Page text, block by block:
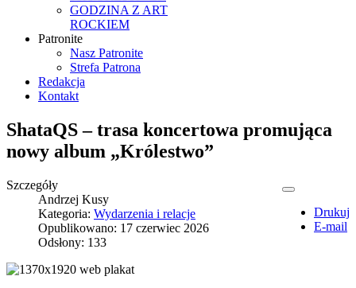
GODZINA Z ART
ROCKIEM
Patronite
Nasz Patronite
Strefa Patrona
Redakcja
Kontakt
ShataQS – trasa koncertowa promująca
nowy album „Królestwo”
Drukuj
E-mail
Szczegóły
Andrzej Kusy
Kategoria: Wydarzenia i relacje
Opublikowano: 17 czerwiec 2026
Odsłony: 133